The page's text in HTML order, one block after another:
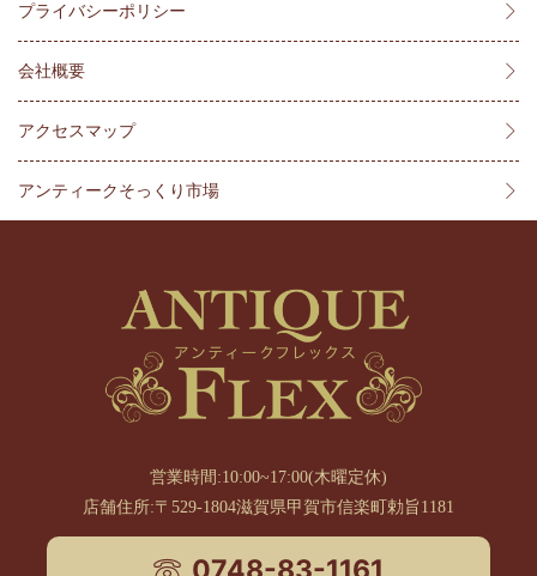
プライバシーポリシー
会社概要
アクセスマップ
アンティークそっくり市場
営業時間:10:00~17:00(木曜定休)
店舗住所:〒529-1804滋賀県甲賀市信楽町勅旨1181